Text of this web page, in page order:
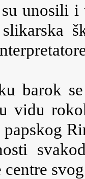
unosili
barok
vidu